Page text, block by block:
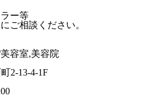
ー等
ご相談ください。
容室,美容院
2-13-4-1F